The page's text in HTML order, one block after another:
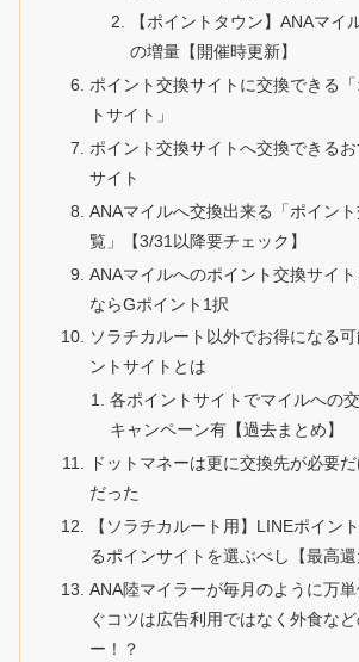
【ポイントタウン】ANAマイ
の増量【開催時更新】
ポイント交換サイトに交換できる
トサイト」
ポイント交換サイトへ交換できる
サイト
ANAマイルへ交換出来る「ポイン
覧」【3/31以降要チェック】
ANAマイルへのポイント交換サイ
ならGポイント1択
ソラチカルート以外でお得になる
ントサイトとは
各ポイントサイトでマイルへの
キャンペーン有【過去まとめ】
ドットマネーは更に交換先が必要
だった
【ソラチカルート用】LINEポイン
るポインサイトを選ぶべし【最高還
ANA陸マイラーが毎月のように万
ぐコツは広告利用ではなく外食な
ー！？